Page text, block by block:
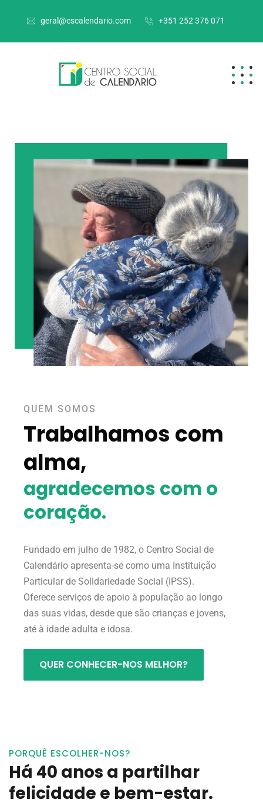
geral@cscalendario.com +351 252 376 071
QUEM SOMOS
Trabalhamos com
alma,
agradecemos com o
coração.
Fundado em julho de 1982, o Centro Social de
Calendário apresenta-se como uma Instituição
Particular de Solidariedade Social (IPSS).
Oferece serviços de apoio à população ao longo
das suas vidas, desde que são crianças e jovens,
até à idade adulta e idosa.
QUER CONHECER-NOS MELHOR?
PORQUÊ ESCOLHER-NOS?
Há 40 anos a partilhar
felicidade e bem-estar.